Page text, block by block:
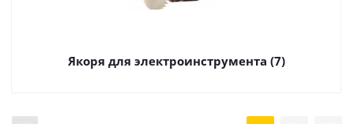
Якоря для электроинструмента (7)